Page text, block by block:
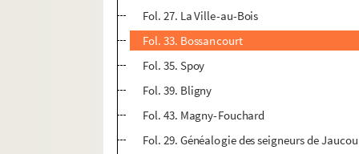
Fol. 27. La Ville-au-Bois
Fol. 33. Bossancourt
Fol. 35. Spoy
Fol. 39. Bligny
Fol. 43. Magny-Fouchard
Fol. 29. Généalogie des seigneurs de